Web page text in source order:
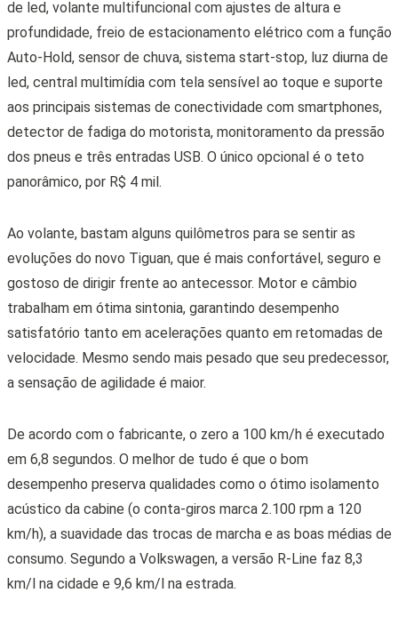
Ao volante, bastam alguns quilômetros para se sentir as
evoluções do novo Tiguan, que é mais confortável, seguro e
gostoso de dirigir frente ao antecessor. Motor e câmbio
trabalham em ótima sintonia, garantindo desempenho
satisfatório tanto em acelerações quanto em retomadas de
velocidade. Mesmo sendo mais pesado que seu predecessor,
a sensação de agilidade é maior.
De acordo com o fabricante, o zero a 100 km/h é executado
em 6,8 segundos. O melhor de tudo é que o bom
desempenho preserva qualidades como o ótimo isolamento
acústico da cabine (o conta-giros marca 2.100 rpm a 120
km/h), a suavidade das trocas de marcha e as boas médias de
consumo. Segundo a Volkswagen, a versão R-Line faz 8,3
km/l na cidade e 9,6 km/l na estrada.
O volante de base reta e boa empunhadura reforça a
ergonomia caprichada da cabine, repleta de materiais de
toque macio e de porta-objetos. Espaço, aliás, é o que não
falta até a segunda fileira de bancos. A terceira, como em
todo modelo de sete lugares, é de difícil acesso, mas no